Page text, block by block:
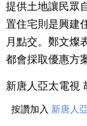
提供土地讓民眾
置住宅則是興建
月點交。鄭文燦
都會採取優惠方
新唐人亞太電視
按讚加入 新唐人